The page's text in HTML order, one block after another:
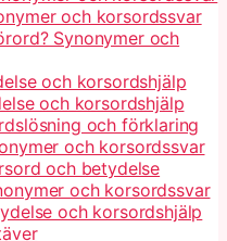
och korsordssvar
Synonymer och
och korsordshjälp
och korsordshjälp
och förklaring
och korsordssvar
och betydelse
och korsordssvar
och korsordshjälp